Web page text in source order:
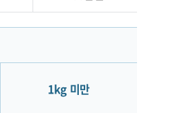
1kg 미만